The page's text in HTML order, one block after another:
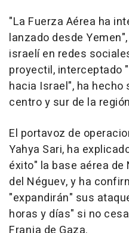
"La Fuerza Aérea ha
lanzado desde
israelí en redes
proyectil, interceptado
hacia Israel", ha
centro y sur de la
El portavoz de
Yahya Sari, ha
éxito" la base aérea
del Néguev, y ha
"expandirán" sus
horas y días" si no